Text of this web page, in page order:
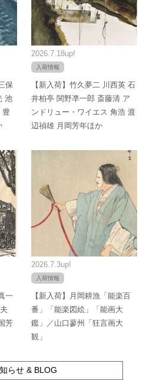
保
池
豊
2026.7.18up!
入荷情報
【新入荷】竹久夢二 川西英 石
井柏亭 関野凖一郎 斎藤清 ア
ンドリュー・ワイエス 角浩 渡
辺禎雄 月岡芳年ほか
一
芳
2026.7.3up!
入荷情報
【新入荷】月岡耕漁「能楽百
番」「能楽図絵」「能画大
鑑」／山口蓼州「狂言画大
観」
らせ & BLOG